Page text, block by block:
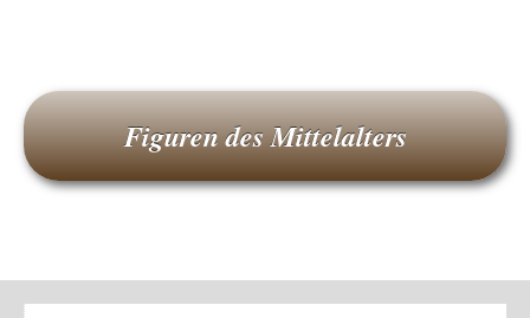
Figuren des Mittelalters